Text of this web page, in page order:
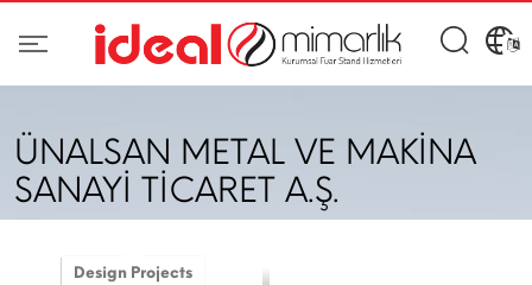
ÜNALSAN METAL VE MAKİNA
SANAYİ TİCARET A.Ş.
Design Projects